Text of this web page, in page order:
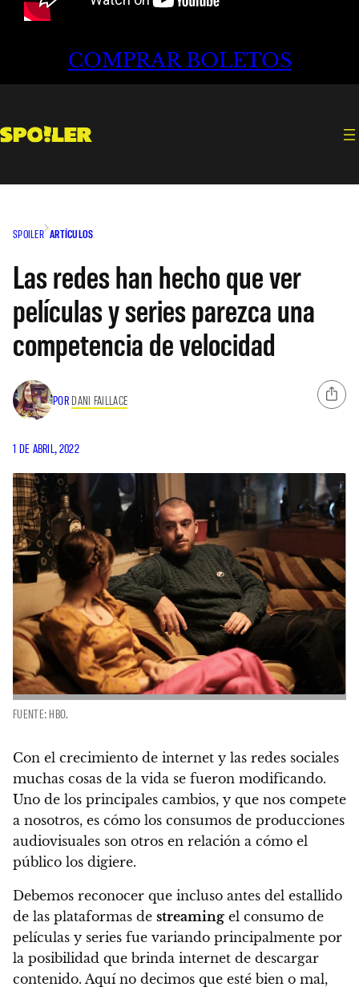
COMPRAR BOLETOS
SPOILER ARTÍCULOS
Las redes han hecho que ver
películas y series parezca una
competencia de velocidad
POR DANI FAILLACE
1 DE ABRIL, 2022
FUENTE: HBO.
Con el crecimiento de internet y las redes sociales
muchas cosas de la vida se fueron modificando.
Uno de los principales cambios, y que nos compete
a nosotros, es cómo los consumos de producciones
audiovisuales son otros en relación a cómo el
público los digiere.
Debemos reconocer que incluso antes del estallido
de las plataformas de streaming el consumo de
películas y series fue variando principalmente por
la posibilidad que brinda internet de descargar
contenido. Aquí no decimos que esté bien o mal,